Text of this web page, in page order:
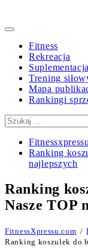
Primary
Fitness
Rekreacja
Suplementacja
Trening
Mapa
Rankingi
Szukaj:
Ranking
najlepszych
Ranking
Nasze TOP
FitnessXpressu.com /
Ranking koszulek do